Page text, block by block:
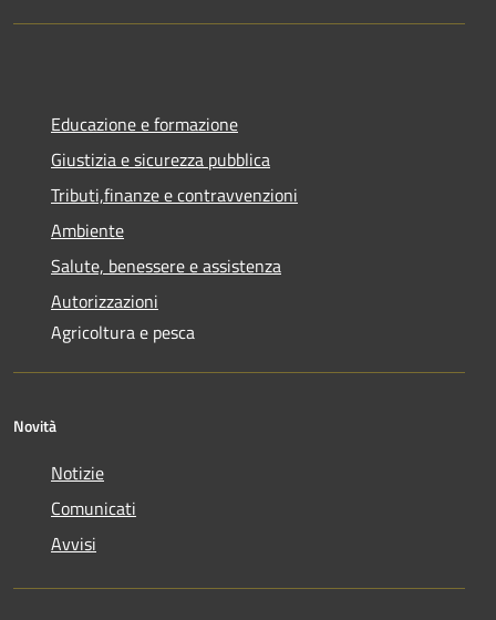
Educazione e formazione
Giustizia e sicurezza pubblica
Tributi,finanze e contravvenzioni
Ambiente
Salute, benessere e assistenza
Autorizzazioni
Agricoltura e pesca
Novità
Notizie
Comunicati
Avvisi